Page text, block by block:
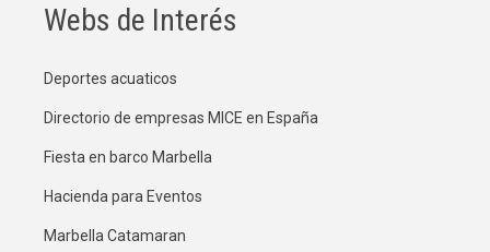
Webs de Interés
Deportes acuaticos
Directorio de empresas MICE en España
Fiesta en barco Marbella
Hacienda para Eventos
Marbella Catamaran